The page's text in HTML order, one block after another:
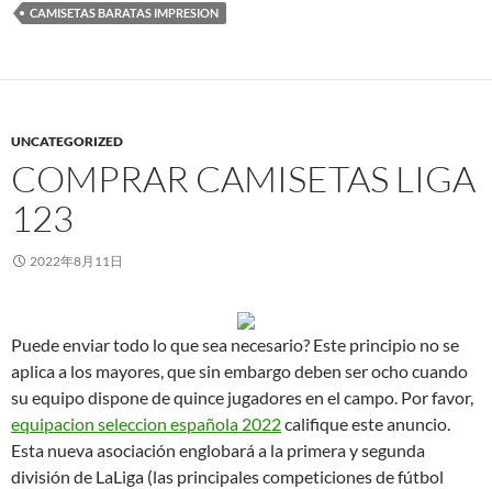
CAMISETAS BARATAS IMPRESION
UNCATEGORIZED
COMPRAR CAMISETAS LIGA
123
2022年8月11日
Puede enviar todo lo que sea necesario? Este principio no se
aplica a los mayores, que sin embargo deben ser ocho cuando
su equipo dispone de quince jugadores en el campo. Por favor,
equipacion seleccion española 2022califique este anuncio.
Esta nueva asociación englobará a la primera y segunda
división de LaLiga (las principales competiciones de fútbol